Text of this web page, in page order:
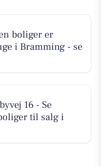
boliger er
i Bramming - se
16 - Se
til salg i